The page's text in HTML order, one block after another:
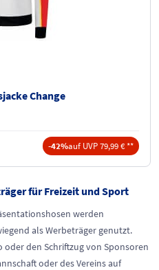
Change
-42%auf UVP 79,99 € **
für Freizeit und Sport
werden
als Werbeträger genutzt.
oder den Schriftzug von Sponsoren
oder des Vereins auf